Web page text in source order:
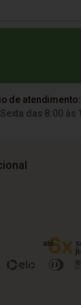
de atendimento:
das 8:00 às